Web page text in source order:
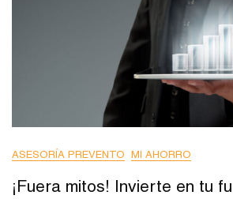
ASESORÍA PREVENTO MI AHORRO
¡Fuera mitos! Invierte en tu